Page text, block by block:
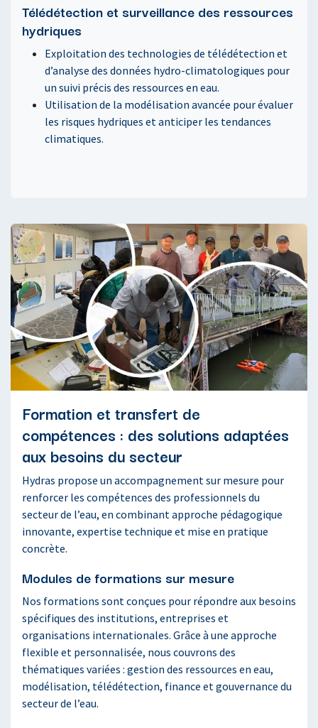
Télédétection et surveillance des ressources
hydriques
Exploitation des technologies de télédétection et
d’analyse des données hydro-climatologiques pour
un suivi précis des ressources en eau.
Utilisation de la modélisation avancée pour évaluer
les risques hydriques et anticiper les tendances
climatiques.
Formation et transfert de
compétences : des solutions adaptées
aux besoins du secteur
Hydras propose un accompagnement sur mesure pour
renforcer les compétences des professionnels du
secteur de l’eau, en combinant approche pédagogique
innovante, expertise technique et mise en pratique
concrète.
Modules de formations sur mesure
Nos formations sont conçues pour répondre aux besoins
spécifiques des institutions, entreprises et
organisations internationales. Grâce à une approche
flexible et personnalisée, nous couvrons des
thématiques variées : gestion des ressources en eau,
modélisation, télédétection, finance et gouvernance du
secteur de l’eau.